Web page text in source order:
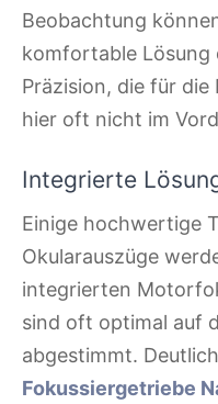
Beobachtung
komfortable Lösung
Präzision, die für
hier oft nicht im
Integrierte
Einige hochwertige
Okularauszüge
integrierten
sind oft optimal auf
abgestimmt.
Fokussiergetriebe